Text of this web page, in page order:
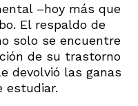
–hoy más que
El respaldo de
solo se encuentre
de su trastorno
devolvió las ganas
estudiar.